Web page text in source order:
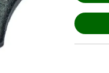
Kevlar
cantidad